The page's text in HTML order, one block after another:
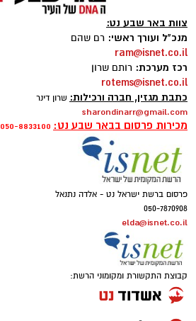
צוות באר שבע נט:
מנכ"ל ועורך ראשי: רם שהם
ram@isnet.co.il
רכז מערכת: רותם שרון
rotems@isnet.co.il
כתבת מגזין, חברה ורכילות: שרון דינר
sharondinarr@gmail.com
מכירות פרסום בבאר שבע נט: 050-8833100
פרסום ברשת ישראל נט - אלדה נתנאל
050-7870908
elda@isnet.co.il
קבוצת התקשורת ומקומוני הרשת: